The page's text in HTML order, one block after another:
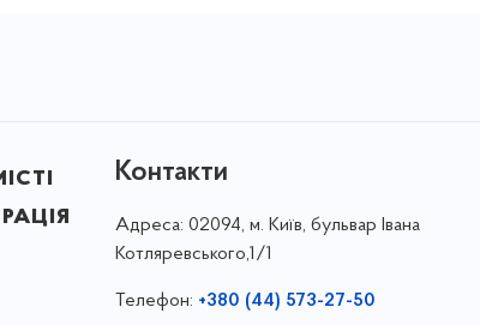
Контакти
Адреса: 02094, м. Київ, бульвар Івана
Котляревського,1/1
Телефон: +380 (44) 573-27-50